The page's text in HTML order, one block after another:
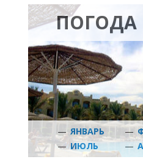
ПОГОДА
— ЯНВАРЬ —
— ИЮЛЬ —